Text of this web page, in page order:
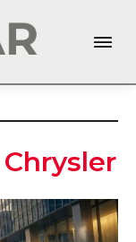
Chrysler